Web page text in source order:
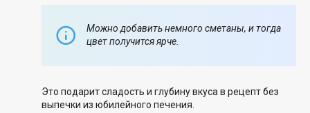
Можно добавить немного сметаны, и тогда
цвет получится ярче.
Это подарит сладость и глубину вкуса в рецепт без
выпечки из юбилейного печения.